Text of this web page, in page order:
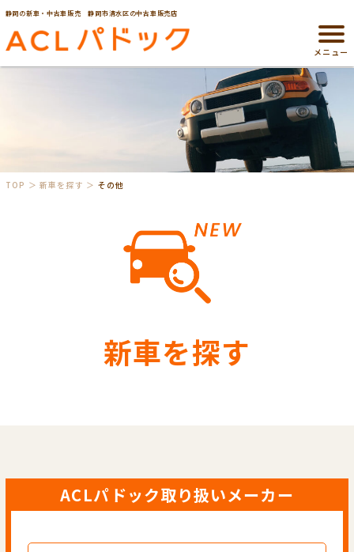
静岡の新車・中古車販売 静岡市清水区の中古車販売店
メニュー
TOP 新車を探す その他
新車を探す
ACLパドック取り扱いメーカー